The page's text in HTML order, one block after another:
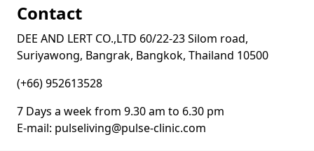
Contact
DEE AND LERT CO.,LTD 60/22-23 Silom road,
Suriyawong, Bangrak, Bangkok, Thailand 10500
(+66) 952613528
7 Days a week from 9.30 am to 6.30 pm
E-mail: pulseliving@pulse-clinic.com